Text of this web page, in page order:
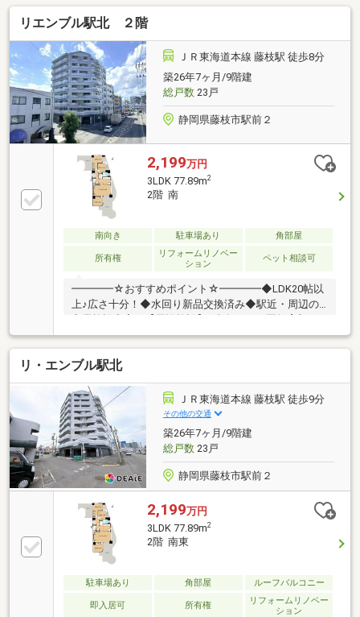
す！◆物件のご内覧・お気軽見学※所要時間：約20
分・おまとめ見学※所要時間：約60分複数物件をまと
めてご見学頂き、比較検討が可能なプラン・見学相談
※所要時間：約90分ご購入に向けた資金計画のご提
案・住宅ローンのご案内までサポート！◆住宅ローン
相談※所要時間：約30分お住まいの賃料との比較、
月々の支払額、ローン借入可能額色々な金融機関の特
徴等をご説明させて頂きます。
リエンブル駅北 ２階
ＪＲ東海道本線 藤枝駅 徒歩8分
築26年7ヶ月/9階建
総戸数23戸
静岡県藤枝市駅前２
2,199万円
3LDK 77.89m2
2階 南
南向き 駐車場あり 角部屋
所有権
リフォームリノベー
ション
ペット相談可
━━━━☆おすすめポイント☆━━━━◆LDK20帖以
上♪広さ十分！◆水回り新品交換済み◆駅近・周辺の
約540ｍ（車約2分）●青木橋保育園：約1250ｍ（車約4
分）●青島東小学校：約1100ｍ（徒歩14分）●青島中学
校：約1930ｍ（徒歩25分）●しずてつストア藤枝駅南
店：約670ｍ（徒歩9分）●セブンイレブン藤枝駅前
店：約420ｍ（徒歩6分）●ウエルシア藤枝小石川店：
約590ｍ（徒歩8分）●藤枝郵便局：約290ｍ（車約1
分）●静岡銀行藤枝駅支店：約610ｍ（車約2分）
リ・エンブル駅北
ＪＲ東海道本線 藤枝駅 徒歩9分
その他の交通
築26年7ヶ月/9階建
総戸数23戸
静岡県藤枝市駅前２
2,199万円
3LDK 77.89m2
2階 南東
駐車場あり 角部屋 ルーフバルコニー
即入居可 所有権
リフォームリノベー
ション